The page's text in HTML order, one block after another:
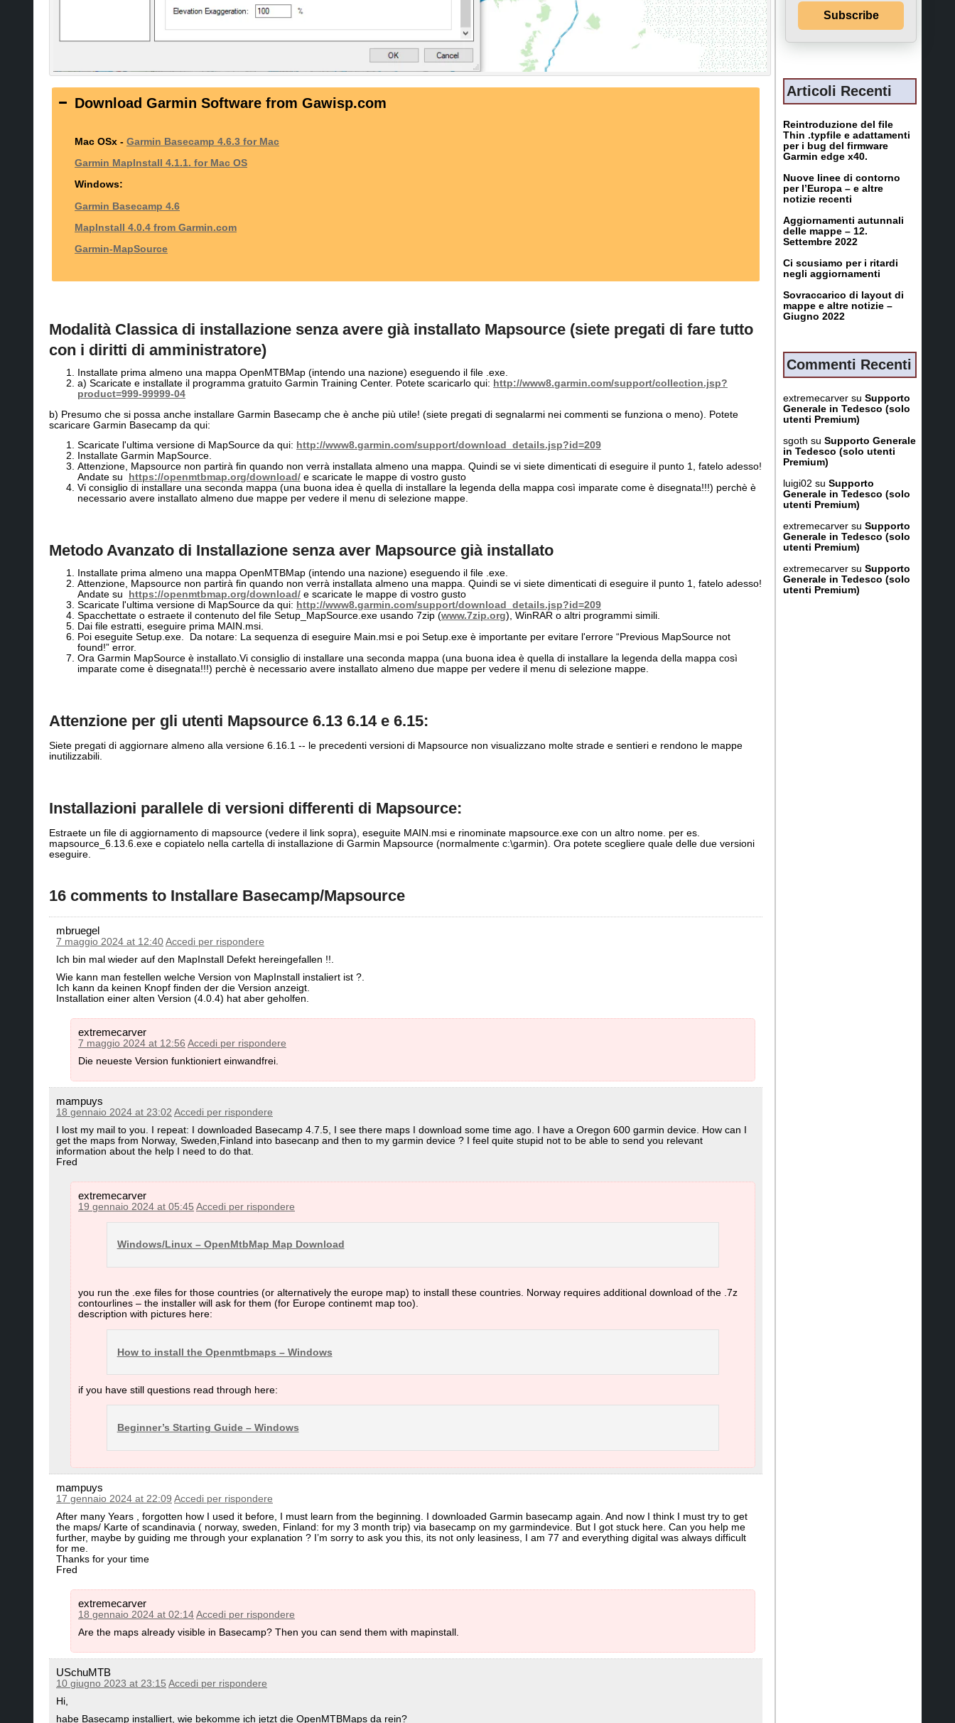
Download Garmin Software from Gawisp.com
Mac OSx - Garmin Basecamp 4.6.3 for Mac
Garmin MapInstall 4.1.1. for Mac OS
Windows:
Garmin Basecamp 4.6
MapInstall 4.0.4 from Garmin.com
Garmin-MapSource
Modalità Classica di installazione senza avere già installato Mapsource (siete pregati di fare tutto
con i diritti di amministratore)
Installate prima almeno una mappa OpenMTBMap (intendo una nazione) eseguendo il file .exe.
a) Scaricate e installate il programma gratuito Garmin Training Center. Potete scaricarlo qui: http://www8.garmin.com/support/collection.jsp?
product=999-99999-04
b) Presumo che si possa anche installare Garmin Basecamp che è anche più utile! (siete pregati di segnalarmi nei commenti se funziona o meno). Potete
scaricare Garmin Basecamp da qui:
Scaricate l'ultima versione di MapSource da qui: http://www8.garmin.com/support/download_details.jsp?id=209
Installate Garmin MapSource.
Attenzione, Mapsource non partirà fin quando non verrà installata almeno una mappa. Quindi se vi siete dimenticati di eseguire il punto 1, fatelo adesso!
Andate su
https://openmtbmap.org/download/ e scaricate le mappe di vostro gusto
Vi consiglio di installare una seconda mappa (una buona idea è quella di installare la legenda della mappa così imparate come è disegnata!!!) perchè è
necessario avere installato almeno due mappe per vedere il menu di selezione mappe.
Metodo Avanzato di Installazione senza aver Mapsource già installato
Installate prima almeno una mappa OpenMTBMap (intendo una nazione) eseguendo il file .exe.
Attenzione, Mapsource non partirà fin quando non verrà installata almeno una mappa. Quindi se vi siete dimenticati di eseguire il punto 1, fatelo adesso!
Andate su
https://openmtbmap.org/download/ e scaricate le mappe di vostro gusto
Scaricate l'ultima versione di MapSource da qui: http://www8.garmin.com/support/download_details.jsp?id=209
Spacchettate o estraete il contenuto del file Setup_MapSource.exe usando 7zip (www.7zip.org), WinRAR o altri programmi simili.
Dai file estratti, eseguire prima MAIN.msi.
Poi eseguite Setup.exe. Da notare: La sequenza di eseguire Main.msi e poi Setup.exe è importante per evitare l'errore “Previous MapSource not
found!” error.
Ora Garmin MapSource è installato.Vi consiglio di installare una seconda mappa (una buona idea è quella di installare la legenda della mappa così
imparate come è disegnata!!!) perchè è necessario avere installato almeno due mappe per vedere il menu di selezione mappe.
Attenzione per gli utenti Mapsource 6.13 6.14 e 6.15:
Siete pregati di aggiornare almeno alla versione 6.16.1 -- le precedenti versioni di Mapsource non visualizzano molte strade e sentieri e rendono le mappe
inutilizzabili.
Installazioni parallele di versioni differenti di Mapsource:
Estraete un file di aggiornamento di mapsource (vedere il link sopra), eseguite MAIN.msi e rinominate mapsource.exe con un altro nome. per es.
mapsource_6.13.6.exe e copiatelo nella cartella di installazione di Garmin Mapsource (normalmente c:\garmin). Ora potete scegliere quale delle due versioni
eseguire.
16 comments to Installare Basecamp/Mapsource
mbruegel
7 maggio 2024 at 12:40 Accedi per rispondere
Ich bin mal wieder auf den MapInstall Defekt hereingefallen !!.
Wie kann man festellen welche Version von MapInstall instaliert ist ?.
Ich kann da keinen Knopf finden der die Version anzeigt.
Installation einer alten Version (4.0.4) hat aber geholfen.
extremecarver
7 maggio 2024 at 12:56 Accedi per rispondere
Die neueste Version funktioniert einwandfrei.
mampuys
18 gennaio 2024 at 23:02 Accedi per rispondere
I lost my mail to you. I repeat: I downloaded Basecamp 4.7.5, I see there maps I download some time ago. I have a Oregon 600 garmin device. How can I
get the maps from Norway, Sweden,Finland into basecanp and then to my garmin device ? I feel quite stupid not to be able to send you relevant
information about the help I need to do that.
Fred
extremecarver
19 gennaio 2024 at 05:45 Accedi per rispondere
Windows/Linux – OpenMtbMap Map Download
you run the .exe files for those countries (or alternatively the europe map) to install these countries. Norway requires additional download of the .7z
contourlines – the installer will ask for them (for Europe continemt map too).
description with pictures here:
How to install the Openmtbmaps – Windows
if you have still questions read through here:
Beginner’s Starting Guide – Windows
mampuys
17 gennaio 2024 at 22:09 Accedi per rispondere
After many Years , forgotten how I used it before, I must learn from the beginning. I downloaded Garmin basecamp again. And now I think I must try to get
the maps/ Karte of scandinavia ( norway, sweden, Finland: for my 3 month trip) via basecamp on my garmindevice. But I got stuck here. Can you help me
further, maybe by guiding me through your explanation ? I’m sorry to ask you this, its not only leasiness, I am 77 and everything digital was always difficult
for me.
Thanks for your time
Fred
extremecarver
18 gennaio 2024 at 02:14 Accedi per rispondere
Are the maps already visible in Basecamp? Then you can send them with mapinstall.
USchuMTB
10 giugno 2023 at 23:15 Accedi per rispondere
Hi,
habe Basecamp installiert, wie bekomme ich jetzt die OpenMTBMaps da rein?
Subscribe
Articoli Recenti
Reintroduzione del file
Thin .typfile e adattamenti
per i bug del firmware
Garmin edge x40.
Nuove linee di contorno
per l’Europa – e altre
notizie recenti
Aggiornamenti autunnali
delle mappe – 12.
Settembre 2022
Ci scusiamo per i ritardi
negli aggiornamenti
Sovraccarico di layout di
mappe e altre notizie –
Giugno 2022
Commenti Recenti
extremecarver su Supporto
Generale in Tedesco (solo
utenti Premium)
sgoth su Supporto Generale
in Tedesco (solo utenti
Premium)
luigi02 su Supporto
Generale in Tedesco (solo
utenti Premium)
extremecarver su Supporto
Generale in Tedesco (solo
utenti Premium)
extremecarver su Supporto
Generale in Tedesco (solo
utenti Premium)